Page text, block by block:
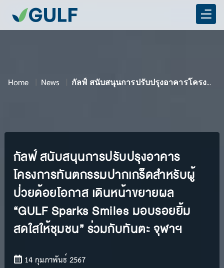
Home News กัลฟ์ สนับสนุนการปรับปรุงอาคารโครงการทันตกรรมปากเกร็ด
กัลฟ์ สนับสนุนการปรับปรุงอาคาร
โครงการทันตกรรมปากเกร็ดสำหรับผู้
ป่วยด้อยโอกาส เดินหน้าขยายผล
“GULF Sparks Smiles มอบรอยยิ้ม
สดใสให้ชุมชน” ร่วมกับทันตะ จุฬาฯ
14 กุมภาพันธ์ 2567